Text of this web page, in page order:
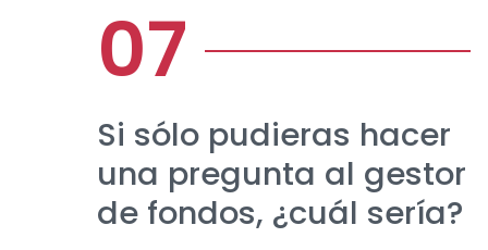
Si sólo pudieras hacer
una pregunta al gestor
de fondos, ¿cuál sería?